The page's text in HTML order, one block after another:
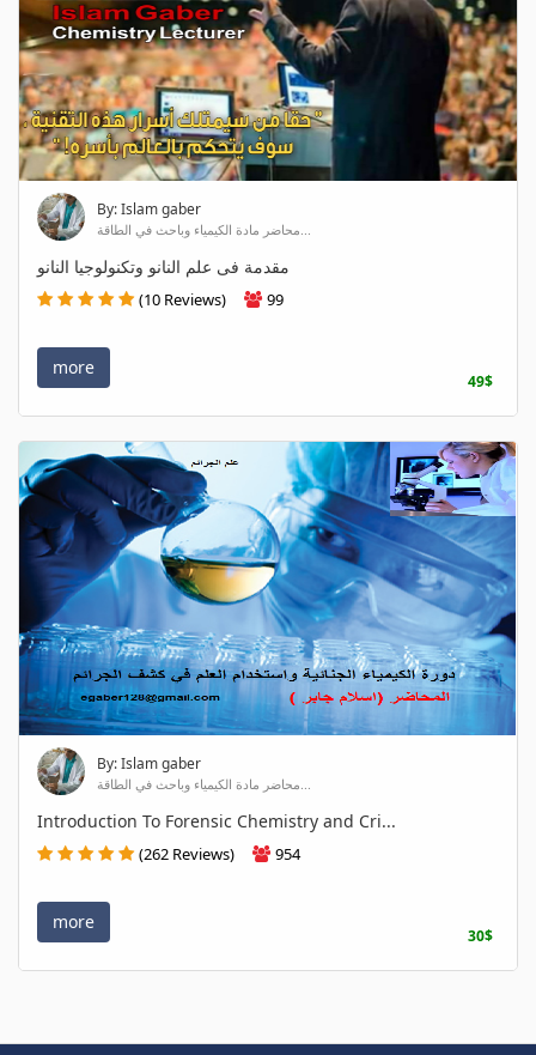
By: Islam gaber
محاضر مادة الكيمياء وباحث في الطاقة...
مقدمة فى علم النانو وتكنولوجيا النانو
(10 Reviews) 99
more
49$
By: Islam gaber
محاضر مادة الكيمياء وباحث في الطاقة...
Introduction To Forensic Chemistry and Cri...
(262 Reviews) 954
more
30$